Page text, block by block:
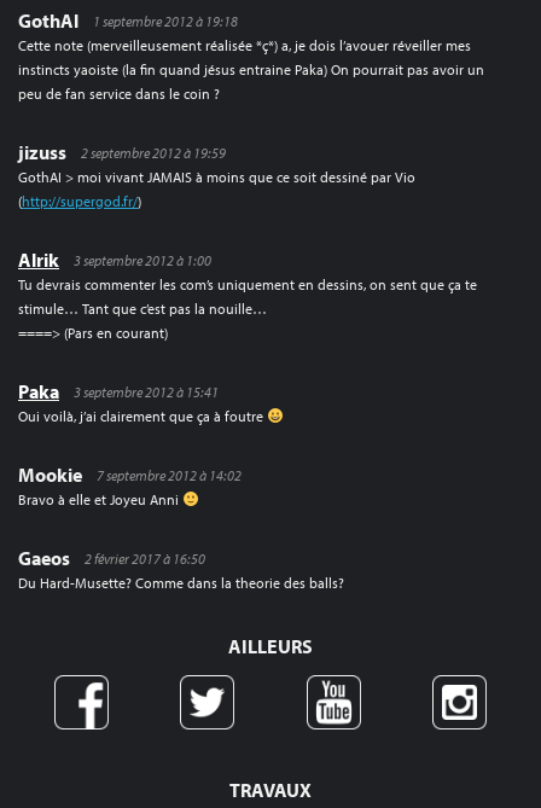
TRAVAUX
GothAl
1 septembre 2012 à 19:18
Cette note (merveilleusement réalisée *ç*) a, je dois l’avouer réveiller mes
instincts yaoiste (la fin quand jésus entraine Paka) On pourrait pas avoir un
peu de fan service dans le coin ?
jizuss
2 septembre 2012 à 19:59
GothAI > moi vivant JAMAIS à moins que ce soit dessiné par Vio
(http://supergod.fr/)
Alrik
3 septembre 2012 à 1:00
Tu devrais commenter les com’s uniquement en dessins, on sent que ça te
stimule… Tant que c’est pas la nouille…
====> (Pars en courant)
Paka
3 septembre 2012 à 15:41
Oui voilà, j’ai clairement que ça à foutre
Mookie
7 septembre 2012 à 14:02
Bravo à elle et Joyeu Anni
Gaeos
2 février 2017 à 16:50
Du Hard-Musette? Comme dans la theorie des balls?
AILLEURS